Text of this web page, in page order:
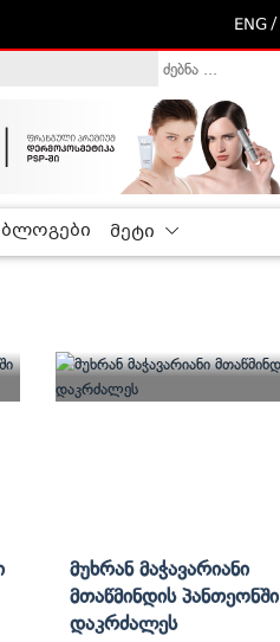
ENG /
ბლოგები მეტი
Მუხრან Მაჭავარიანი
Მთაწმინდის Პანთეონში
Დაკრძალეს